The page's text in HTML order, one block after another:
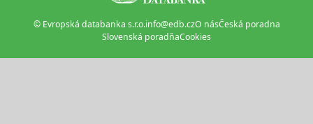
© Evropská databanka s.r.o.info@edb.czO násČeská poradna
Slovenská poradňaCookies